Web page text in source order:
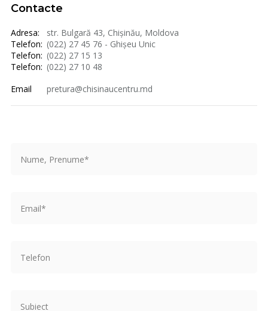
Contacte
Adresa:
str. Bulgară 43, Chișinău, Moldova
Telefon: (022) 27 45 76 - Ghișeu Unic
Telefon: (022) 27 15 13
Telefon: (022) 27 10 48
Email
pretura@chisinaucentru.md